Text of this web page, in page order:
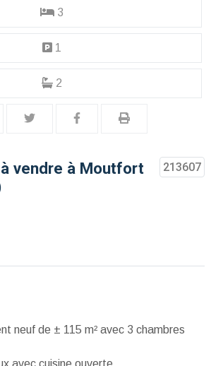
3
1
2
vendre à Moutfort
213607
neuf de ± 115 m² avec 3 chambres
avec cuisine ouverte